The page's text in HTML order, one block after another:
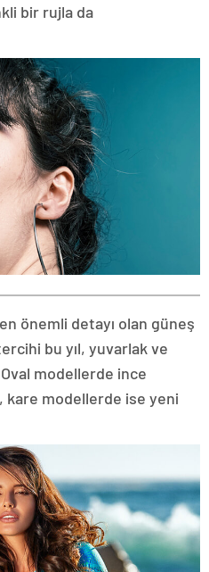
bir rujla da
önemli detayı olan güneş
bu yıl, yuvarlak ve
modellerde ince
modellerde ise yeni